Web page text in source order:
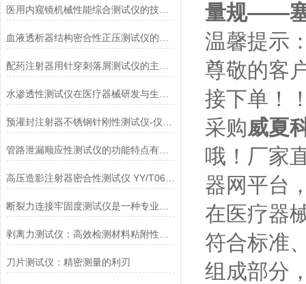
医用内窥镜机械性能综合测试仪的技术特点详解
管路泄漏顺应性测试仪的功能特点有哪些?
刀片测试仪：精密测量的利刃
量规——
温馨提示
尊敬的客
接下单！
采购威夏
哦！厂家
器网平台
在医疗器
符合标准
组成部分